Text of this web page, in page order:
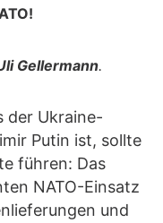
Gellermann.
der Ukraine-
Putin ist, sollte
führen: Das
NATO-Einsatz
und